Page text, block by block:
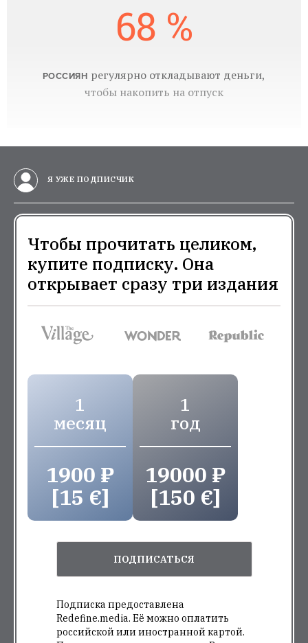
68 %
РОССИЯН регулярно откладывают деньги,
чтобы накопить на отпуск
Я УЖЕ ПОДПИСЧИК
Чтобы прочитать целиком,
купите подписку. Она
открывает сразу три издания
1
месяц
1900 ₽
[15 €]
1
год
19000 ₽
[150 €]
ПОДПИСАТЬСЯ
Подписка предоставлена
Redefine.media. Её можно оплатить
российской или иностранной картой.